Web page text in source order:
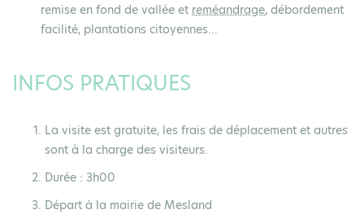
remise en fond de vallée et reméandrage, débordement
facilité, plantations citoyennes...
INFOS PRATIQUES
La visite est gratuite, les frais de déplacement et autres
sont à la charge des visiteurs.
Durée : 3h00
Départ à la mairie de Mesland